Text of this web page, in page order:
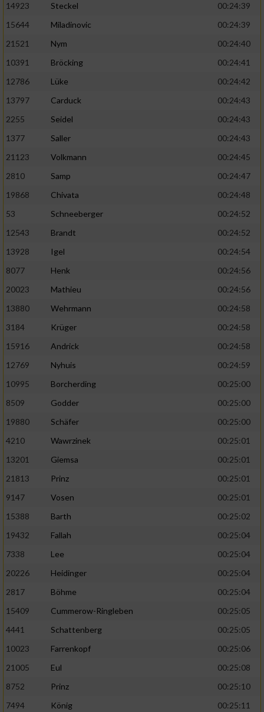
14923
Steckel
00:24:39
15644
Miladinovic
00:24:39
21521
Nym
00:24:40
10391
Bröcking
00:24:41
12786
Lüke
00:24:42
13797
Carduck
00:24:43
2255
Seidel
00:24:43
1377
Saller
00:24:43
21123
Volkmann
00:24:45
2810
Samp
00:24:47
19868
Chivata
00:24:48
53
Schneeberger
00:24:52
12543
Brandt
00:24:52
13928
Igel
00:24:54
8077
Henk
00:24:56
20023
Mathieu
00:24:56
13880
Wehrmann
00:24:58
3184
Krüger
00:24:58
15916
Andrick
00:24:58
12769
Nyhuis
00:24:59
10995
Borcherding
00:25:00
8509
Godder
00:25:00
19880
Schäfer
00:25:00
4210
Wawrzinek
00:25:01
13201
Giemsa
00:25:01
21813
Prinz
00:25:01
9147
Vosen
00:25:01
15388
Barth
00:25:02
19432
Fallah
00:25:04
7338
Lee
00:25:04
20226
Heidinger
00:25:04
2817
Böhme
00:25:04
15409
Cummerow-Ringleben
00:25:05
4441
Schattenberg
00:25:05
10023
Farrenkopf
00:25:06
21005
Eul
00:25:08
8752
Prinz
00:25:10
7494
König
00:25:11